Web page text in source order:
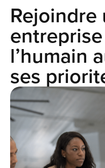
Rejoindre
l’humain
ses